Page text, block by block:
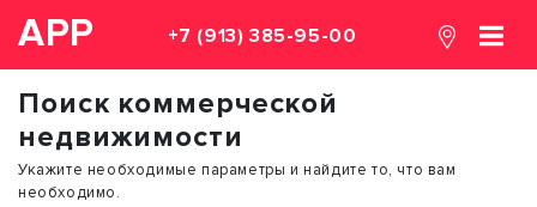
АРР +7 (913) 385-95-00
Поиск коммерческой
недвижимости
Укажите необходимые параметры и найдите то, что вам
необходимо.